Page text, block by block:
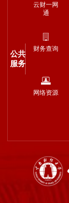
公共
服务
云财一网
通
财务查询
网络资源